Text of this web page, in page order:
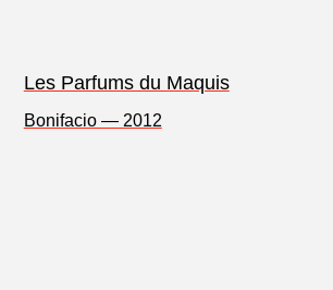
Les Parfums du Maquis
Bonifacio — 2012